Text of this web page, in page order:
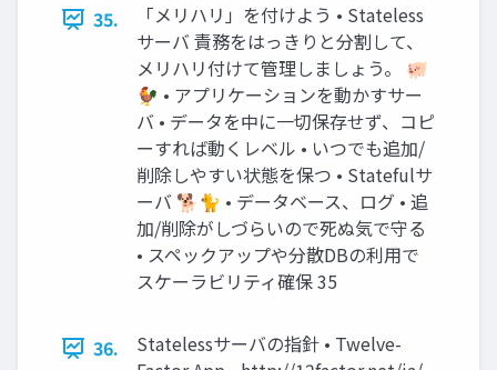
35.
「メリハリ」を付けよう • Stateless
サーバ 責務をはっきりと分割して、
メリハリ付けて管理しましょう。 🐖
🐓 • アプリケーションを動かすサー
バ • データを中に一切保存せず、コピ
ーすれば動くレベル • いつでも追加/
削除しやすい状態を保つ • Statefulサ
ーバ 🐕🐈 • データベース、ログ • 追
加/削除がしづらいので死ぬ気で守る
• スペックアップや分散DBの利用で
スケーラビリティ確保 35
36.
Statelessサーバの指針 • Twelve-